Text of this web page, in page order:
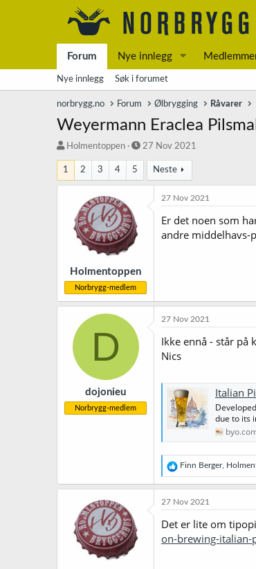
Forum Nye innlegg
Nye innlegg Søk i forumet
norbrygg.no Forum Ølbrygging Råvarer
Weyermann Eraclea
T
r
å
d
Holmentoppen
S
r
27 Nov 2021
1 2 3 4 5 Neste
Holmentoppen
Norbrygg-medlem
27 Nov 2021
Er det noen som
andre middelhavs-
D
dojonieu
Norbrygg-medlem
27 Nov 2021
Ikke ennå - står på
Nics
Italian
due to its
R
e
a
o
n
Finn Berger,
27 Nov 2021
Det er lite om
on-brewing-italian-